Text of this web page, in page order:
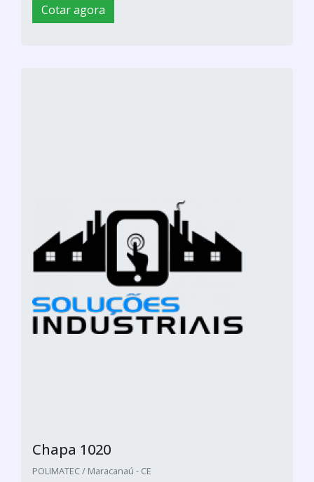
Cotar agora
Chapa 1020
POLIMATEC / Maracanaú - CE